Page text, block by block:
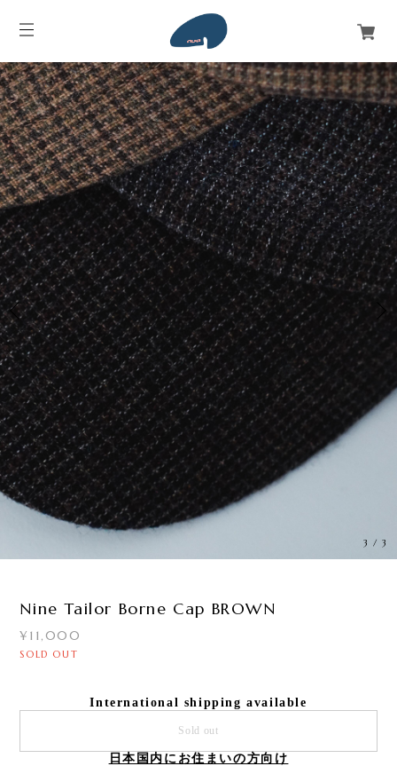
3 /3
Nine Tailor Borne Cap BROWN
¥11,000
SOLD OUT
International shipping available
Sold out
日本国内にお住まいの方向け